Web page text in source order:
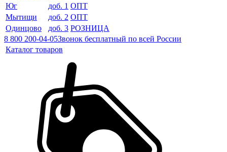
Юг
доб. 1 ОПТ
Мытищи
доб. 2 ОПТ
Одинцово
доб. 3 РОЗНИЦА
8 800 200-04-05Звонок бесплатный по всей России
Каталог товаров